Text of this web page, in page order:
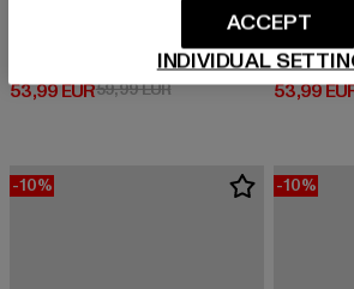
53,99 EUR
Derzeitiger Preis: 53,99 EUR
59,99 EURAktionspreis: 59,99 EUR
TOM
Sneaker
53,99
-10% -10%
INDIVIDUAL
ACCEPT